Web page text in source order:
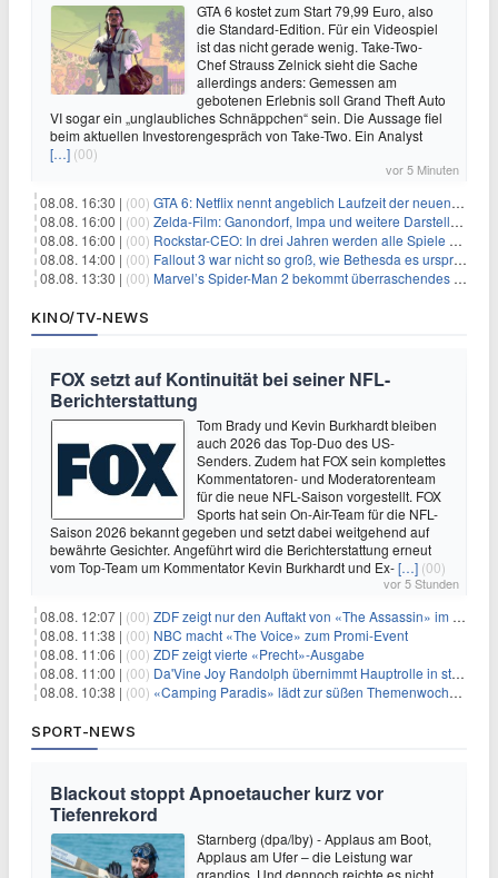
GTA 6 kostet zum Start 79,99 Euro, also
die Standard-Edition. Für ein Videospiel
ist das nicht gerade wenig. Take-Two-
Chef Strauss Zelnick sieht die Sache
allerdings anders: Gemessen am
gebotenen Erlebnis soll Grand Theft Auto
VI sogar ein „unglaubliches Schnäppchen“ sein. Die Aussage fiel
beim aktuellen Investorengespräch von Take-Two. Ein Analyst
[…] (00)
vor 5 Minuten
08.08. 16:30 | (00) GTA 6: Netflix nennt angeblich Laufzeit der neuen Gameplay-Präsentation
08.08. 16:00 | (00) Zelda-Film: Ganondorf, Impa und weitere Darsteller sollen feststehen
08.08. 16:00 | (00) Rockstar-CEO: In drei Jahren werden alle Spiele gestreamt
08.08. 14:00 | (00) Fallout 3 war nicht so groß, wie Bethesda es ursprünglich wollte
08.08. 13:30 | (00) Marvel’s Spider-Man 2 bekommt überraschendes PS5-Update mit gewünschter Komfortfunktion
KINO/TV-NEWS
FOX setzt auf Kontinuität bei seiner NFL-
Berichterstattung
Tom Brady und Kevin Burkhardt bleiben
auch 2026 das Top-Duo des US-
Senders. Zudem hat FOX sein komplettes
Kommentatoren- und Moderatorenteam
für die neue NFL-Saison vorgestellt. FOX
Sports hat sein On-Air-Team für die NFL-
Saison 2026 bekannt gegeben und setzt dabei weitgehend auf
bewährte Gesichter. Angeführt wird die Berichterstattung erneut
vom Top-Team um Kommentator Kevin Burkhardt und Ex-[…] (00)
vor 5 Stunden
08.08. 12:07 | (00) ZDF zeigt nur den Auftakt von «The Assassin» im Fernsehen
08.08. 11:38 | (00) NBC macht «The Voice» zum Promi-Event
08.08. 11:06 | (00) ZDF zeigt vierte «Precht»-Ausgabe
08.08. 11:00 | (00) Da'Vine Joy Randolph übernimmt Hauptrolle in starbesetzter schwarzer Komödie
08.08. 10:38 | (00) «Camping Paradis» lädt zur süßen Themenwoche ein
SPORT-NEWS
Blackout stoppt Apnoetaucher kurz vor
Tiefenrekord
Starnberg (dpa/lby) - Applaus am Boot,
Applaus am Ufer – die Leistung war
grandios. Und dennoch reichte es nicht